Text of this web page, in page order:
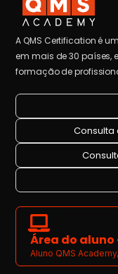
A QMS Certification é
em mais de 30 países,
formação de
Área do aluno
Aluno QMS